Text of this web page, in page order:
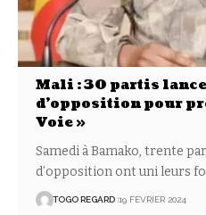
Mali : 30 partis
d’opposition pour
Voie »
Samedi à Bamako, trente
d’opposition ont uni leurs
TOGO REGARD 19 FÉVRIER 2024